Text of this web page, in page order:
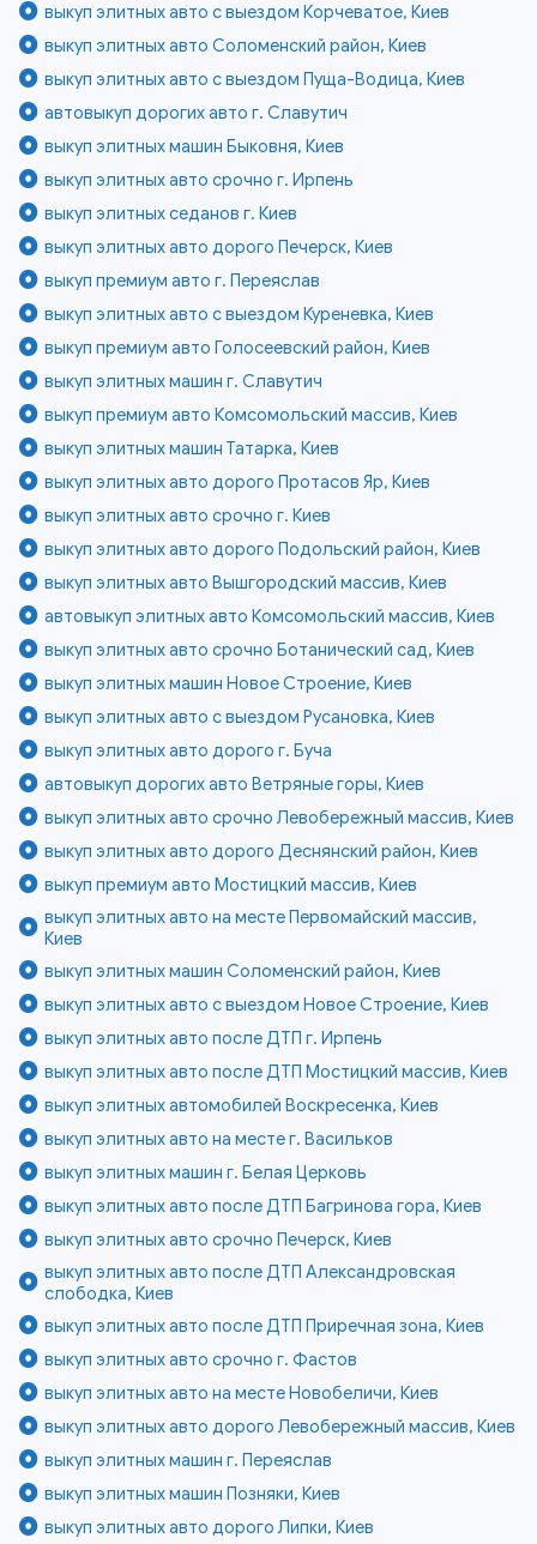
выкуп элитных авто с выездом Корчеватое, Киев
выкуп элитных авто Соломенский район, Киев
выкуп элитных авто с выездом Пуща-Водица, Киев
автовыкуп дорогих авто г. Славутич
выкуп элитных машин Быковня, Киев
выкуп элитных авто срочно г. Ирпень
выкуп элитных седанов г. Киев
выкуп элитных авто дорого Печерск, Киев
выкуп премиум авто г. Переяслав
выкуп элитных авто с выездом Куреневка, Киев
выкуп премиум авто Голосеевский район, Киев
выкуп элитных машин г. Славутич
выкуп премиум авто Комсомольский массив, Киев
выкуп элитных машин Татарка, Киев
выкуп элитных авто дорого Протасов Яр, Киев
выкуп элитных авто срочно г. Киев
выкуп элитных авто дорого Подольский район, Киев
выкуп элитных авто Вышгородский массив, Киев
автовыкуп элитных авто Комсомольский массив, Киев
выкуп элитных авто срочно Ботанический сад, Киев
выкуп элитных машин Новое Строение, Киев
выкуп элитных авто с выездом Русановка, Киев
выкуп элитных авто дорого г. Буча
автовыкуп дорогих авто Ветряные горы, Киев
выкуп элитных авто срочно Левобережный массив, Киев
выкуп элитных авто дорого Деснянский район, Киев
выкуп премиум авто Мостицкий массив, Киев
выкуп элитных авто на месте Первомайский массив,
Киев
выкуп элитных машин Соломенский район, Киев
выкуп элитных авто с выездом Новое Строение, Киев
выкуп элитных авто после ДТП г. Ирпень
выкуп элитных авто после ДТП Мостицкий массив, Киев
выкуп элитных автомобилей Воскресенка, Киев
выкуп элитных авто на месте г. Васильков
выкуп элитных машин г. Белая Церковь
выкуп элитных авто после ДТП Багринова гора, Киев
выкуп элитных авто срочно Печерск, Киев
выкуп элитных авто после ДТП Александровская
слободка, Киев
выкуп элитных авто после ДТП Приречная зона, Киев
выкуп элитных авто срочно г. Фастов
выкуп элитных авто на месте Новобеличи, Киев
выкуп элитных авто дорого Левобережный массив, Киев
выкуп элитных машин г. Переяслав
выкуп элитных машин Позняки, Киев
выкуп элитных авто дорого Липки, Киев